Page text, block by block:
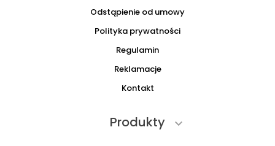
Odstąpienie od umowy
Polityka prywatności
Regulamin
Reklamacje
Kontakt
Produkty 